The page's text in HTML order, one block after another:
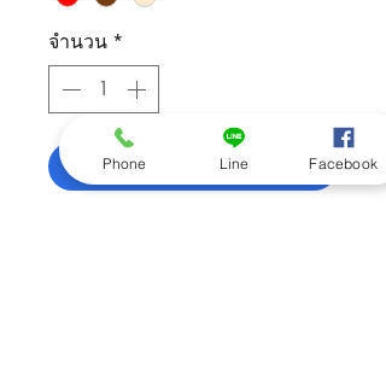
จำนวน *
เพิ่มลงในรถเข็น
Phone Line Facebook